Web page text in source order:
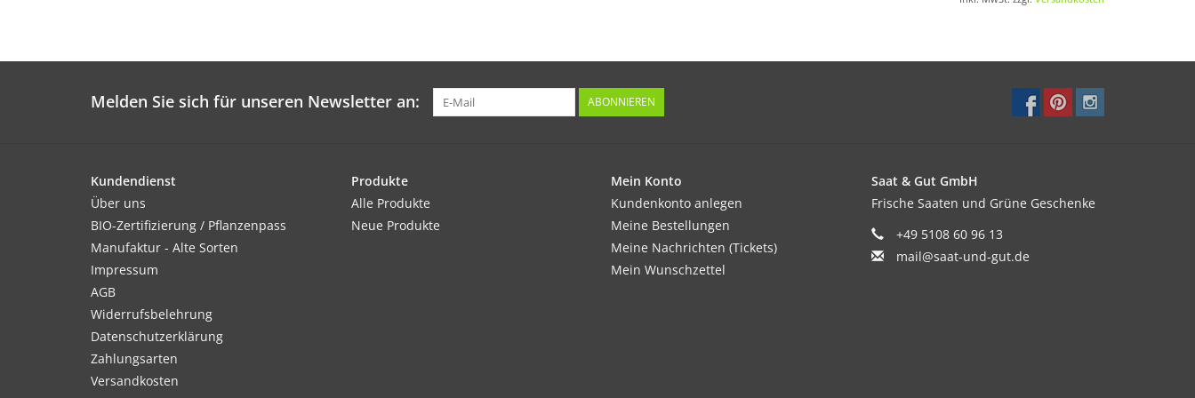
Melden Sie sich für unseren Newsletter an: ABONNIEREN
Kundendienst
Über uns
BIO-Zertifizierung / Pflanzenpass
Manufaktur - Alte Sorten
Impressum
AGB
Widerrufsbelehrung
Datenschutzerklärung
Zahlungsarten
Versandkosten
Produkte
Alle Produkte
Neue Produkte
Mein Konto
Kundenkonto anlegen
Meine Bestellungen
Meine Nachrichten (Tickets)
Mein Wunschzettel
Saat & Gut GmbH
Frische Saaten und Grüne Geschenke
+49 5108 60 96 13
mail@saat-und-gut.de